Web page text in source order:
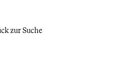
zur Suche